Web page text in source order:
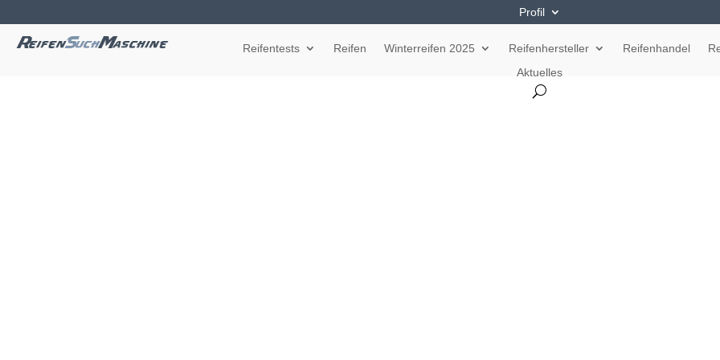
Profil
Reifentests Reifen Winterreifen 2025 Reifenhersteller Reifenhandel
Aktuelles